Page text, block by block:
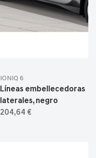
IONIQ 6
Líneas embellecedoras
laterales, negro
204,64 €